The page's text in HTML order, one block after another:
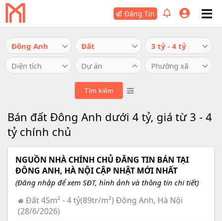
Đăng Tin
Đông Anh Đất
3 tỷ - 4 tỷ
Diện tích
Dự án Phường xã
Bán đất Đông Anh dưới 4 tỷ, giá từ 3 - 4
tỷ chính chủ
NGUỒN NHÀ CHÍNH CHỦ ĐĂNG TIN BÁN TẠI
ĐÔNG ANH, HÀ NỘI CẬP NHẬT MỚI NHẤT
(Đăng nhập để xem SĐT, hình ảnh và thông tin chi tiết)
Đất 45m² - 4 tỷ(89tr/m²) Đông Anh, Hà Nội
(28/6/2026)